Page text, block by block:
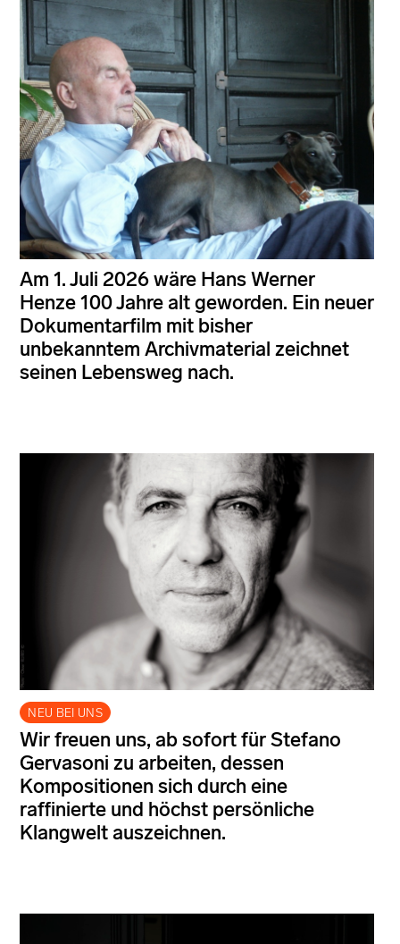
Am 1. Juli 2026 wäre Hans Werner
Henze 100 Jahre alt geworden. Ein neuer
Dokumentarfilm mit bisher
unbekanntem Archivmaterial zeichnet
seinen Lebensweg nach.
NEU BEI UNS
Wir freuen uns, ab sofort für Stefano
Gervasoni zu arbeiten, dessen
Kompositionen sich durch eine
raffinierte und höchst persönliche
Klangwelt auszeichnen.